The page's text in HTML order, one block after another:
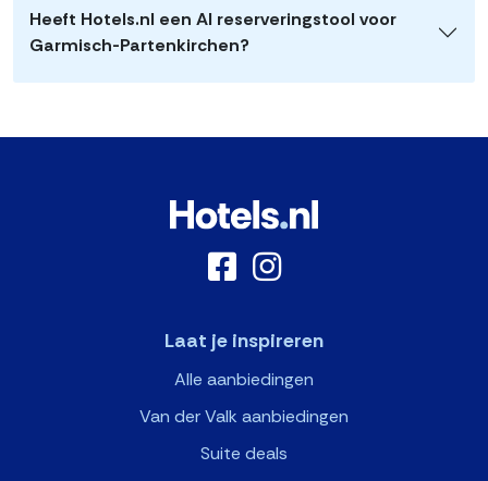
Heeft Hotels.nl een AI reserveringstool voor
Garmisch-Partenkirchen?
Laat je inspireren
Alle aanbiedingen
Van der Valk aanbiedingen
Suite deals